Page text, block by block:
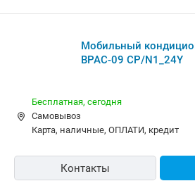
Мобильный
BPAC-09 CP/N1_24Y
Бесплатная, сегодня
Самовывоз
карта, наличные, ОПЛАТИ, кредит
Контакты